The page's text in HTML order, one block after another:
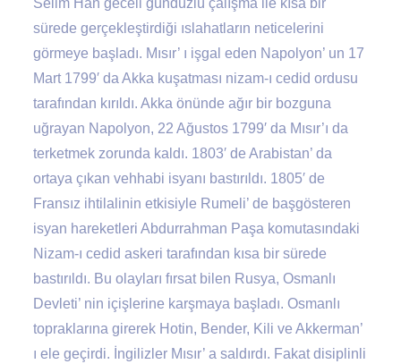
Selim Han geceli gündüzlü çalışma ile kısa bir
sürede gerçekleştirdiği ıslahatların neticelerini
görmeye başladı. Mısır’ ı işgal eden Napolyon’ un 17
Mart 1799′ da Akka kuşatması nizam-ı cedid ordusu
tarafından kırıldı. Akka önünde ağır bir bozguna
uğrayan Napolyon, 22 Ağustos 1799′ da Mısır’ı da
terketmek zorunda kaldı. 1803′ de Arabistan’ da
ortaya çıkan vehhabi isyanı bastırıldı. 1805′ de
Fransız ihtilalinin etkisiyle Rumeli’ de başgösteren
isyan hareketleri Abdurrahman Paşa komutasındaki
Nizam-ı cedid askeri tarafından kısa bir sürede
bastırıldı. Bu olayları fırsat bilen Rusya, Osmanlı
Devleti’ nin içişlerine karşmaya başladı. Osmanlı
topraklarına girerek Hotin, Bender, Kili ve Akkerman’
ı ele geçirdi. İngilizler Mısır’ a saldırdı. Fakat disiplinli